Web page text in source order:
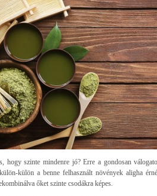
hogy szinte mindenre jó? Erre a gondosan
külön a benne felhasznált növények aligha
őket szinte csodákra képes.